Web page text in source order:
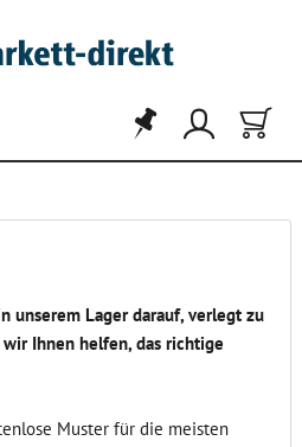
unserem Lager darauf, verlegt zu
Ihnen helfen, das richtige
Muster für die meisten